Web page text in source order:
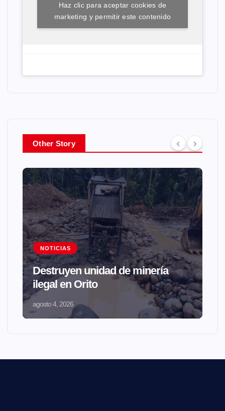
Haz clic para aceptar cookies de
marketing y permitir este contenido
Other Story
NOTICIAS
Destruyen unidad de minería
ilegal en Orito
agosto 4, 2026